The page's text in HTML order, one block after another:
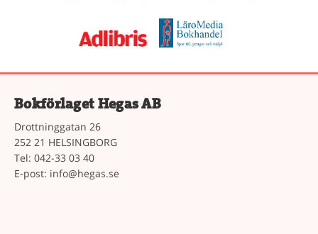
Bokförlaget Hegas AB
Drottninggatan 26
252 21 HELSINGBORG
Tel: 042-33 03 40
E-post: info@hegas.se